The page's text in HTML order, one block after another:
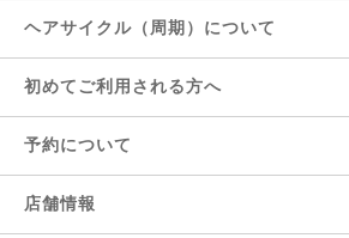
ヘアサイクル（周期）について
初めてご利用される方へ
予約について
店舗情報